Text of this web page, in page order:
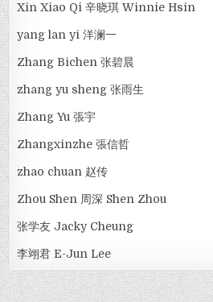
Xin Xiao Qi 辛晓琪 Winnie Hsin
yang lan yi 洋澜一
Zhang Bichen 张碧晨
zhang yu sheng 张雨生
Zhang Yu 張宇
Zhangxinzhe 張信哲
zhao chuan 赵传
Zhou Shen 周深 Shen Zhou
张学友 Jacky Cheung
李翊君 E-Jun Lee